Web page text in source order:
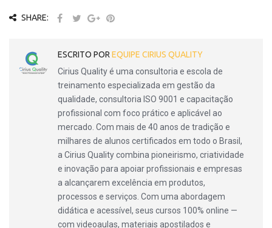
SHARE:
ESCRITO POR EQUIPE CIRIUS QUALITY
Cirius Quality é uma consultoria e escola de
treinamento especializada em gestão da
qualidade, consultoria ISO 9001 e capacitação
profissional com foco prático e aplicável ao
mercado. Com mais de 40 anos de tradição e
milhares de alunos certificados em todo o Brasil,
a Cirius Quality combina pioneirismo, criatividade
e inovação para apoiar profissionais e empresas
a alcançarem excelência em produtos,
processos e serviços. Com uma abordagem
didática e acessível, seus cursos 100% online —
com videoaulas, materiais apostilados e